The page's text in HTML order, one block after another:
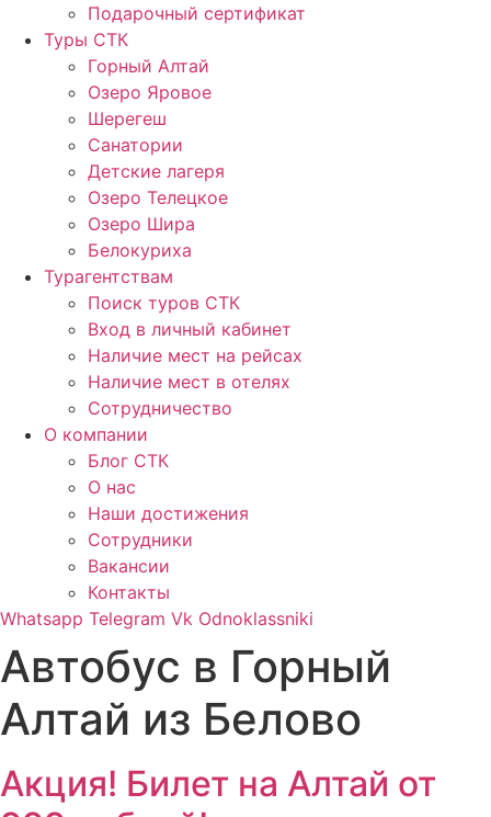
Подарочный сертификат
Туры СТК
Горный Алтай
Озеро Яровое
Шерегеш
Санатории
Детские лагеря
Озеро Телецкое
Озеро Шира
Белокуриха
Турагентствам
Поиск туров СТК
Вход в личный кабинет
Наличие мест на рейсах
Наличие мест в отелях
Сотрудничество
О компании
Блог СТК
О нас
Наши достижения
Сотрудники
Вакансии
Контакты
Whatsapp Telegram Vk Odnoklassniki
Автобус в Горный
Алтай из Белово
Акция! Билет на Алтай от